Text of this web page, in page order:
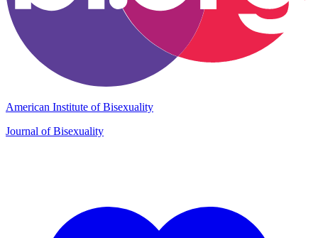
American Institute of Bisexuality
Journal of Bisexuality